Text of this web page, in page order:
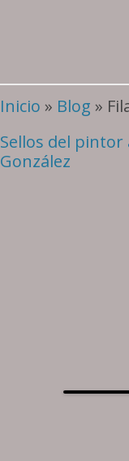
Inicio » Blog »
Sellos del
González